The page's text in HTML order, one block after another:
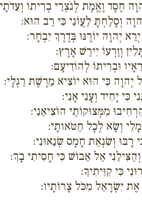
חֶסֶד וֶאֱמֶת לְנֹצְרֵי בְרִיתוֹ
וְסָלַחְתָּ לַעֲוֹנִי כִּי רַב הוּא:
יְהוָה יוֹרֶנּוּ בְּדֶרֶךְ יִבְחָר:
וְזַרְעוֹ יִירַשׁ אָרֶץ:
וּבְרִיתוֹ לְהוֹדִיעָם:
יְהוָה כִּי הוּא יוֹצִיא מֵרֶשֶׁת רַגְלָי:
כִּי יָחִיד וְעָנִי אָנִי:
מִמְּצוּקוֹתַי הוֹצִיאֵנִי:
וְשָׂא לְכָל חַטֹּאותָי:
רָבּוּ וְשִׂנְאַת חָמָס שְׂנֵאוּנִי:
אַל אֵבוֹשׁ כִּי חָסִיתִי בָךְ:
כִּי קִוִּיתִיךָ:
יִשְׂרָאֵל מִכֹּל צָרוֹתָיו: